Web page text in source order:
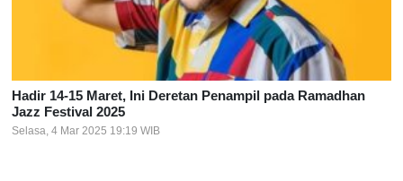
Hadir 14-15 Maret, Ini Deretan Penampil pada Ramadhan
Jazz Festival 2025
Selasa, 4 Mar 2025 19:19 WIB